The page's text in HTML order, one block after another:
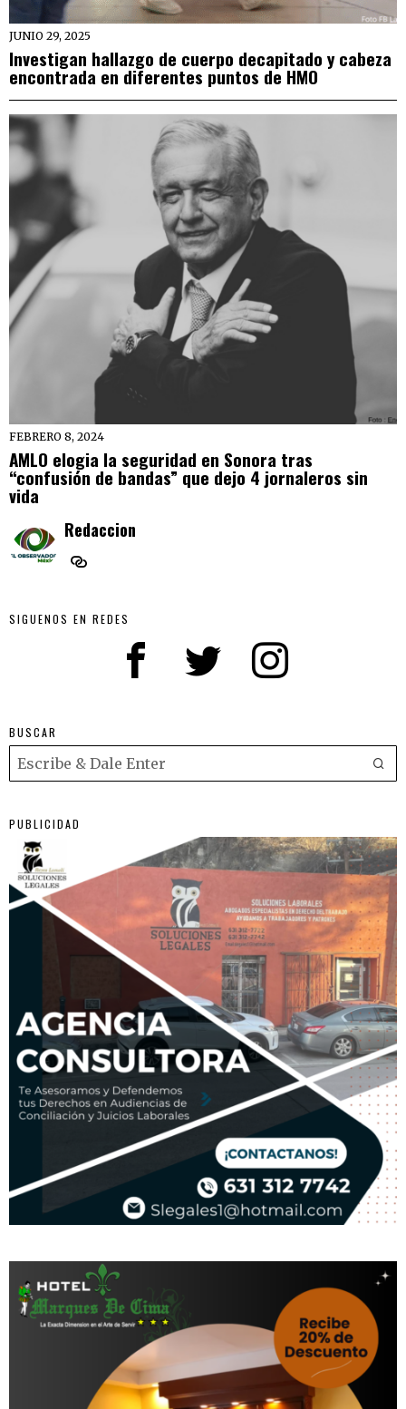
JUNIO 29, 2025
Investigan hallazgo de cuerpo decapitado y cabeza
encontrada en diferentes puntos de HMO
FEBRERO 8, 2024
AMLO elogia la seguridad en Sonora tras
“confusión de bandas” que dejo 4 jornaleros sin
vida
Redaccion
SIGUENOS EN REDES
BUSCAR
PUBLICIDAD